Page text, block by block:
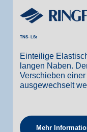
TNS- LSt
Einteilige
langen Naben.
Verschieben
ausgewechselt
Mehr